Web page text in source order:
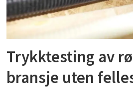
Trykktesting av
bransje uten